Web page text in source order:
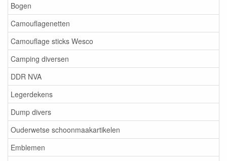
Bogen
Camouflagenetten
Camouflage sticks Wesco
Camping diversen
DDR NVA
Legerdekens
Dump divers
Ouderwetse schoonmaakartikelen
Emblemen